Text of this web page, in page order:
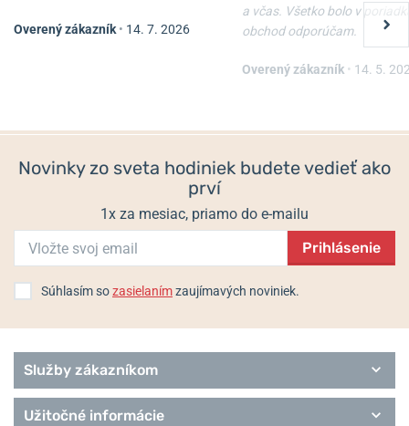
Overený zákazník • 14. 7. 2026
a včas. Všetko bolo v
obchod odporúčam.
Overený zákazník • 14. 5.
Novinky zo sveta hodiniek budete vedieť ako
prví
1x za mesiac, priamo do e-mailu
Prihlásenie
Súhlasím sozasielanímzaujímavých noviniek.
Služby zákazníkom
Užitočné informácie